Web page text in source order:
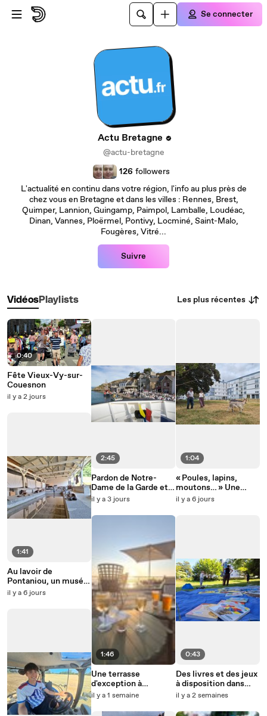
Passer au contenu principal
Se connecter
Actu Bretagne
@actu-bretagne
126 followers
L'actualité en continu dans votre région, l'info au plus près de
chez vous en Bretagne et dans les villes : Rennes, Brest,
Quimper, Lannion, Guingamp, Paimpol, Lamballe, Loudéac,
Dinan, Vannes, Ploërmel, Pontivy, Locminé, Saint-Malo,
Fougères, Vitré...
Suivre
VidéosPlaylists Les plus récentes
0:40
Fête Vieux-Vy-sur-
Couesnon
il y a 2 jours
1:41
Au lavoir de
Pontaniou, un musée
a vu le jour et nous
il y a 6 jours
2:45
Pardon de Notre-
Dame de la Garde et
centenaire de la
il y a 3 jours
1:46
Une terrasse
d'exception à
Pléneuf-Val-André
il y a 1 semaine
1:04
« Poules, lapins,
moutons… » Une
ferme pédagogique
il y a 6 jours
0:43
Des livres et des jeux
à disposition dans
tous les quartiers de
il y a 2 semaines